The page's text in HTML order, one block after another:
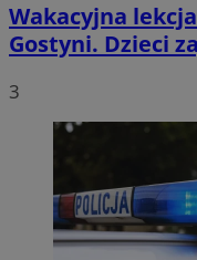
Wakacyjna
Gostyni. Dzieci
3